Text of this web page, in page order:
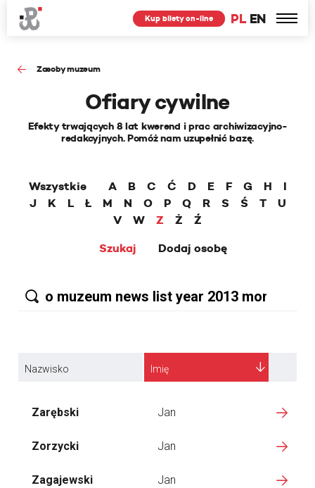
PL EN
Kup bilety on-line
Zasoby muzeum
Ofiary cywilne
Efekty trwających 8 lat kwerend i prac archiwizacyjno-
redakcyjnych. Pomóż nam uzupełnić bazę.
Wszystkie A B C Ć D E F G H
I
J
K L Ł M N O P Q R S Ś T
U
V
W Z Ż
Ź
Szukaj
Dodaj osobę
Nazwisko Imię
Zarębski Jan
Zorzycki Jan
Zagajewski Jan